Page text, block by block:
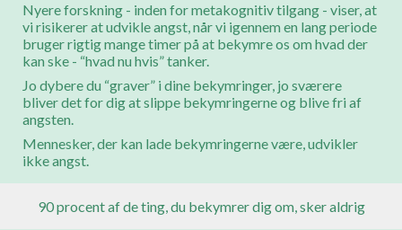
Nyere forskning - inden for metakognitiv tilgang - viser, at
vi risikerer at udvikle angst, når vi igennem en lang periode
bruger rigtig mange timer på at bekymre os om hvad der
kan ske - “hvad nu hvis” tanker.
Jo dybere du “graver” i dine bekymringer, jo sværere
bliver det for dig at slippe bekymringerne og blive fri af
angsten.
Mennesker, der kan lade bekymringerne være, udvikler
ikke angst.
90 procent af de ting, du bekymrer dig om, sker aldrig